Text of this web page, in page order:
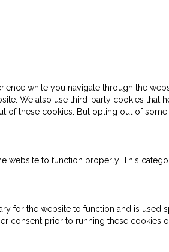
while you navigate through the
We also use third-party cookies
of these cookies. But opting out of
website to function properly. This
for the website to function and is
consent prior to running these cookies